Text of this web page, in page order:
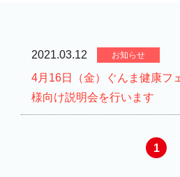
2021.03.12 お知らせ
4月16日（金）ぐんま健康フ
様向け説明会を行います
1